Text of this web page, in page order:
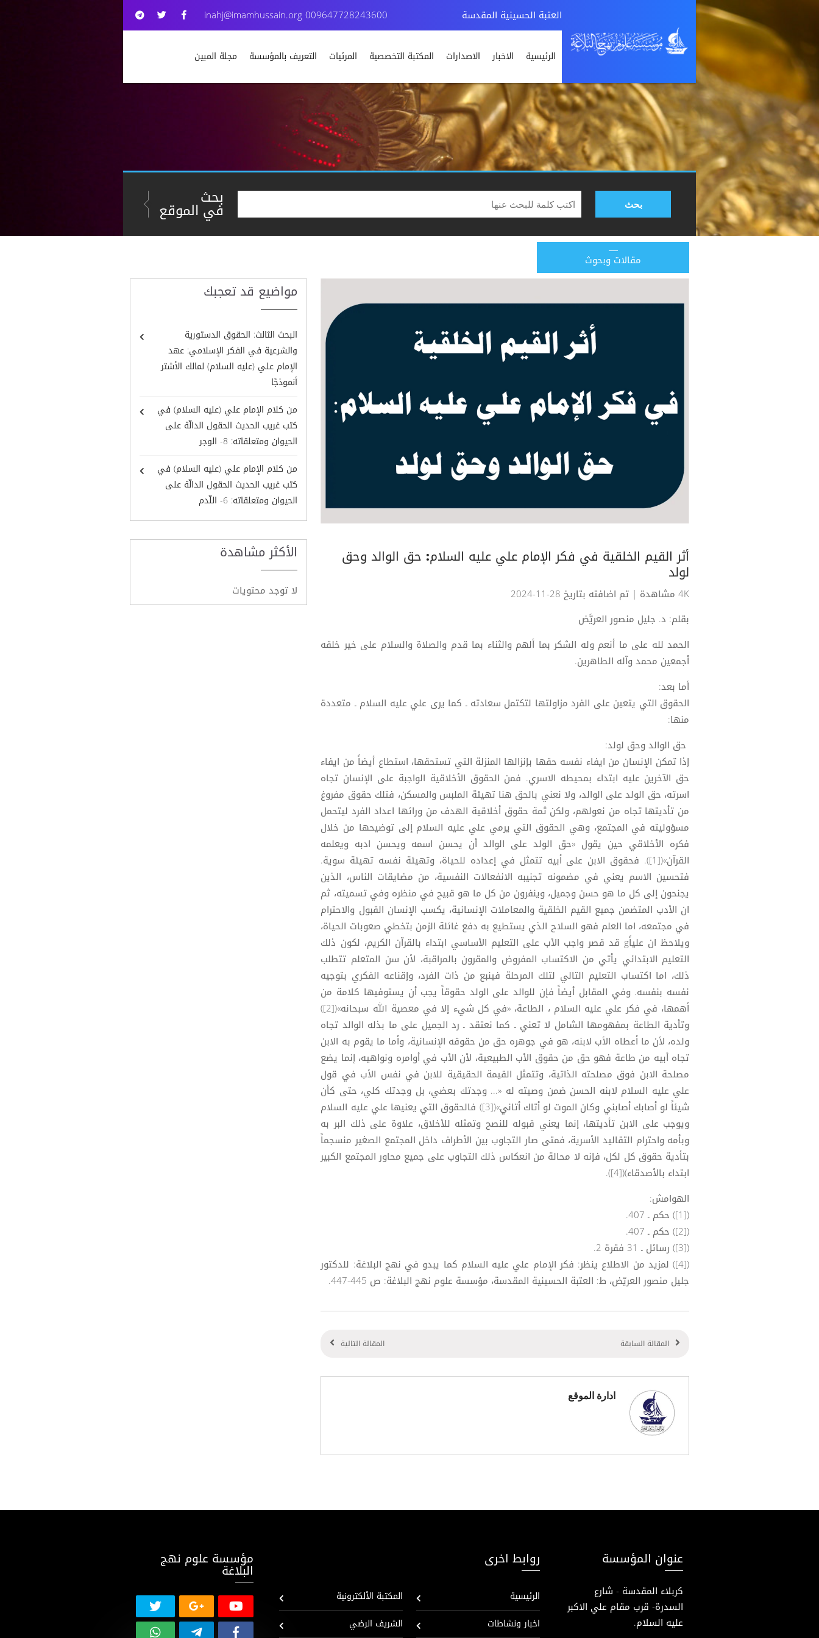
العتبة الحسينية المقدسة 009647728243600
inahj@imamhussain.org
الرئيسية الاخبار الاصدارات المكتبة التخصصية المرئيات التعريف بالمؤسسة مجلة المبين
بحث بحث
في الموقع
مقالات وبحوث
أثر القيم الخلقية في فكر الإمام علي عليه السلام: حق الوالد وحق
لولد
4K مشاهدة
| تم اضافته بتاريخ 28-11-2024
بقلم: د. جليل منصور العريَّض
الحمد لله على ما أنعم وله الشكر بما ألهم والثناء بما قدم والصلاة والسلام على خير خلقه
أجمعين محمد وآله الطاهرين.
أما بعد:
الحقوق التي يتعين على الفرد مزاولتها لتكتمل سعادته ـ كما يرى علي عليه السلام ـ متعددة
منها:
حق الوالد وحق لولد:
إذا تمكن الإنسان من ايفاء نفسه حقها بإنزالها المنزلة التي تستحقها، استطاع أيضاً من ايفاء
حق الآخرين عليه ابتداء بمحيطه الاسري. فمن الحقوق الأخلاقية الواجبة على الإنسان تجاه
اسرته، حق الولد على الوالد، ولا نعني بالحق هنا تهيئة الملبس والمسكن، فتلك حقوق مفروغ
من تأديتها تجاه من نعولهم، ولكن ثمة حقوق أخلاقية الهدف من ورائها اعداد الفرد ليتحمل
مسؤوليته في المجتمع، وهي الحقوق التي يرمي علي عليه السلام إلى توضيحها من خلال
فكره الأخلاقي حين يقول «حق الولد على الوالد أن يحسن اسمه ويحسن ادبه ويعلمه
القرآن»([1]). فحقوق الابن على أبيه تتمثل في إعداده للحياة، وتهيئة نفسه تهيئة سوية.
فتحسين الاسم يعني في مضمونه تجنيبه الانفعالات النفسية، من مضايقات الناس، الذين
يجنحون إلى كل ما هو حسن وجميل، وينفرون من كل ما هو قبيح في منظره وفي تسميته، ثم
ان الأدب المتضمن جميع القيم الخلقية والمعاملات الإنسانية، يكسب الإنسان القبول والاحترام
في مجتمعه، اما العلم فهو السلاح الذي يستطيع به دفع غائلة الزمن بتخطي صعوبات الحياة،
ويلاحظ ان علياًg قد قصر واجب الأب على التعليم الأساسي ابتداء بالقرآن الكريم، لكون ذلك
التعليم الابتدائي يأتي من الاكتساب المفروض والمقرون بالمراقبة، لأن سن المتعلم تتطلب
ذلك، اما اكتساب التعليم التالي لتلك المرحلة فينبع من ذات الفرد، وإقناعه الفكري بتوجيه
نفسه بنفسه. وفي المقابل أيضاً فإن للوالد على الولد حقوقاً يجب أن يستوفيها كلامة من
أهمها، في فكر علي عليه السلام ، الطاعة، «في كل شيء إلا في معصية الله سبحانه»([2])
وتأدية الطاعة بمفهومها الشامل لا تعني ـ كما نعتقد ـ رد الجميل على ما بذله الوالد تجاه
ولده، لأن ما أعطاه الأب لابنه، هو في جوهره حق من حقوقه الإنسانية، وأما ما يقوم به الابن
تجاه أبيه من طاعة فهو حق من حقوق الأب الطبيعية، لأن الأب في أوامره ونواهيه، إنما يضع
مصلحة الابن فوق مصلحته الذاتية، وتتمثل القيمة الحقيقية للابن في نفس الأب في قول
علي عليه السلام لابنه الحسن ضمن وصيته له «... وجدتك بعضي، بل وجدتك كلي، حتى كأن
شيئاً لو أصابك أصابني وكان الموت لو أتاك أتاني»([3]) فالحقوق التي يعنيها علي عليه السلام
ويوجب على الابن تأديتها، إنما يعني قبوله للنصح وتمثله للأخلاق، علاوة على ذلك البر به
وبأمه واحترام التقاليد الأسرية، فمتى صار التجاوب بين الأطراف داخل المجتمع الصغير منسجماً
بتأدية حقوق كل لكل، فإنه لا محالة من انعكاس ذلك التجاوب على جميع محاور المجتمع الكبير
ابتداء بالأصدقاء)([4]).
الهوامش:
([1]) حكم ـ 407.
([2]) حكم ـ 407.
([3]) رسائل ـ 31 فقرة 2.
([4]) لمزيد من الاطلاع ينظر: فكر الإمام علي عليه السلام كما يبدو في نهج البلاغة: للدكتور
جليل منصور العريّض، ط: العتبة الحسينية المقدسة، مؤسسة علوم نهج البلاغة: ص 445-447.
المقالة السابقة المقالة التالية
ادارة الموقع
مواضيع قد تعجبك
البحث الثالث: الحقوق الدستورية
والشرعية في الفكر الإسلامي: عهد
الإمام علي (عليه السلام) لمالك الأشتر
أنموذجًا
من كلام الإمام علي (عليه السلام) في
كتب غريب الحديث الحقول الدالّة على
الحيوان ومتعلقاته: 8- الوجر
من كلام الإمام علي (عليه السلام) في
كتب غريب الحديث الحقول الدالّة على
الحيوان ومتعلقاته: 6- اللّدم
الأكثر مشاهدة
لا توجد محتويات
عنوان المؤسسة
كربلاء المقدسة - شارع
السدرة- قرب مقام علي الاكبر
عليه السلام.
روابط اخرى
الرئيسية
اخبار ونشاطات
المكتبة الألكترونية
الشريف الرضي
مؤسسة علوم نهج
البلاغة